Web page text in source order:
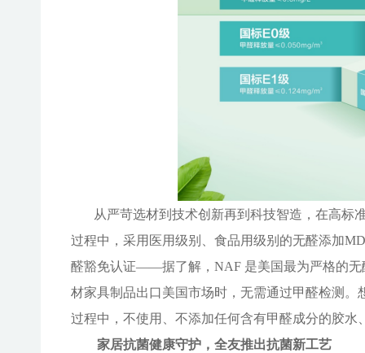
从严苛选材到技术创新再到科技智造，在高标
过程中，采用医用级别、食品用级别的无醛添加
醛豁免认证——据了解，NAF 是美国最为严格的无
材家具制品出口美国市场时，无需通过甲醛检测
过程中，不使用、不添加任何含有甲醛成分的胶
家居抗菌健康守护，全友推出抗菌新工艺